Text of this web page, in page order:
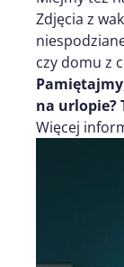
Zdjęcia z
czy domu z
na urlopie?
Więcej